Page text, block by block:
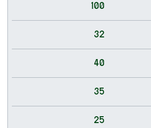
100
32
40
35
25